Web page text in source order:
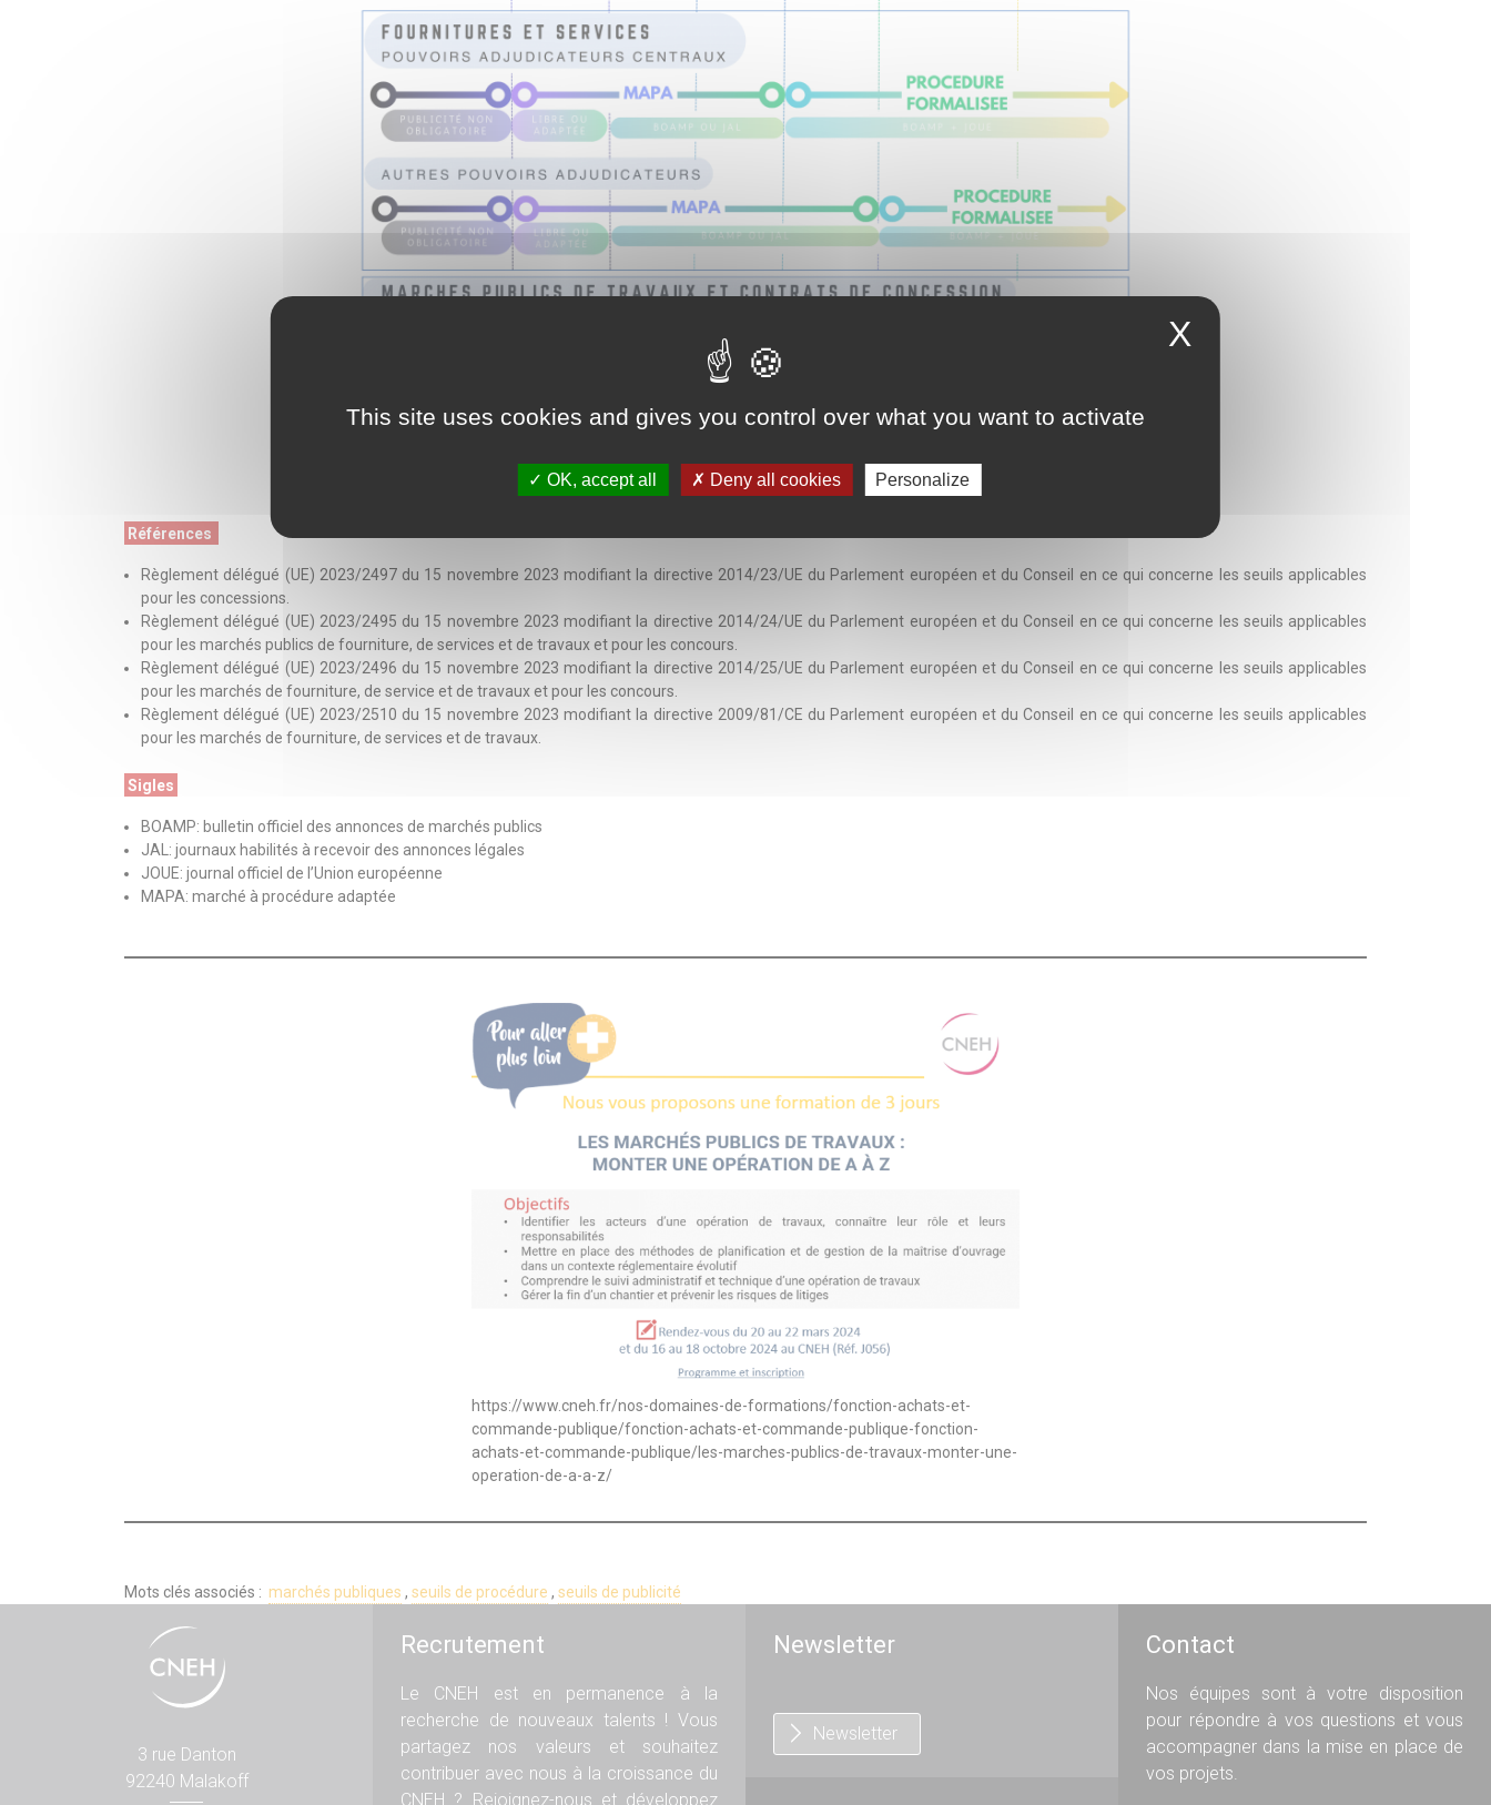
Références
Règlement délégué (UE) 2023/2497 du 15 novembre 2023 modifiant la directive 2014/23/UE du Parlement européen et du Conseil en ce qui concerne les seuils applicables
pour les concessions.
Règlement délégué (UE) 2023/2495 du 15 novembre 2023 modifiant la directive 2014/24/UE du Parlement européen et du Conseil en ce qui concerne les seuils applicables
pour les marchés publics de fourniture, de services et de travaux et pour les concours.
Règlement délégué (UE) 2023/2496 du 15 novembre 2023 modifiant la directive 2014/25/UE du Parlement européen et du Conseil en ce qui concerne les seuils applicables
pour les marchés de fourniture, de service et de travaux et pour les concours.
Règlement délégué (UE) 2023/2510 du 15 novembre 2023 modifiant la directive 2009/81/CE du Parlement européen et du Conseil en ce qui concerne les seuils applicables
pour les marchés de fourniture, de services et de travaux.
Sigles
BOAMP: bulletin officiel des annonces de marchés publics
JAL: journaux habilités à recevoir des annonces légales
JOUE: journal officiel de l’Union européenne
MAPA: marché à procédure adaptée
https://www.cneh.fr/nos-domaines-de-formations/fonction-achats-et-
commande-publique/fonction-achats-et-commande-publique-fonction-
achats-et-commande-publique/les-marches-publics-de-travaux-monter-une-
operation-de-a-a-z/
Mots clés associés : marchés publiques , seuils de procédure , seuils de publicité
3 rue Danton
92240 Malakoff
Recrutement
Le CNEH est en permanence à la
recherche de nouveaux talents ! Vous
partagez nos valeurs et souhaitez
contribuer avec nous à la croissance du
CNEH ? Rejoignez-nous et développez
Newsletter
Newsletter
Contact
Nos équipes sont à votre disposition
pour répondre à vos questions et vous
accompagner dans la mise en place de
vos projets.
X
This site uses cookies and gives you control over what you want to activate
OK, accept all Deny all cookies Personalize